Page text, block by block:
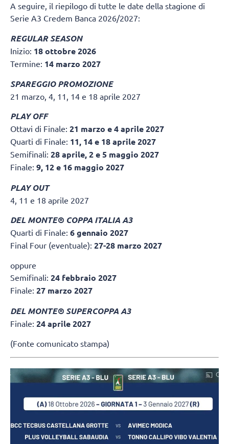
A seguire, il riepilogo di tutte le date della stagione di
Serie A3 Credem Banca 2026/2027:
REGULAR SEASON
Inizio: 18 ottobre 2026
Termine: 14 marzo 2027
SPAREGGIO PROMOZIONE
21 marzo, 4, 11, 14 e 18 aprile 2027
PLAY OFF
Ottavi di Finale: 21 marzo e 4 aprile 2027
Quarti di Finale: 11, 14 e 18 aprile 2027
Semifinali: 28 aprile, 2 e 5 maggio 2027
Finale: 9, 12 e 16 maggio 2027
PLAY OUT
4, 11 e 18 aprile 2027
DEL MONTE® COPPA ITALIA A3
Quarti di Finale: 6 gennaio 2027
Final Four (eventuale): 27-28 marzo 2027
oppure
Semifinali: 24 febbraio 2027
Finale: 27 marzo 2027
DEL MONTE® SUPERCOPPA A3
Finale: 24 aprile 2027
(Fonte comunicato stampa)